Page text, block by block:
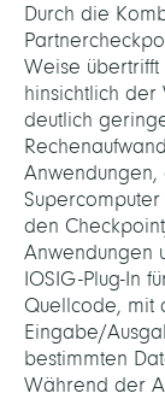
Durch die
Weise
hinsichtlich
deutlich
den
Anwendungen
IOSIG-Plug-In
Quellcode, mit
Eingabe/
bestimmten
Während der